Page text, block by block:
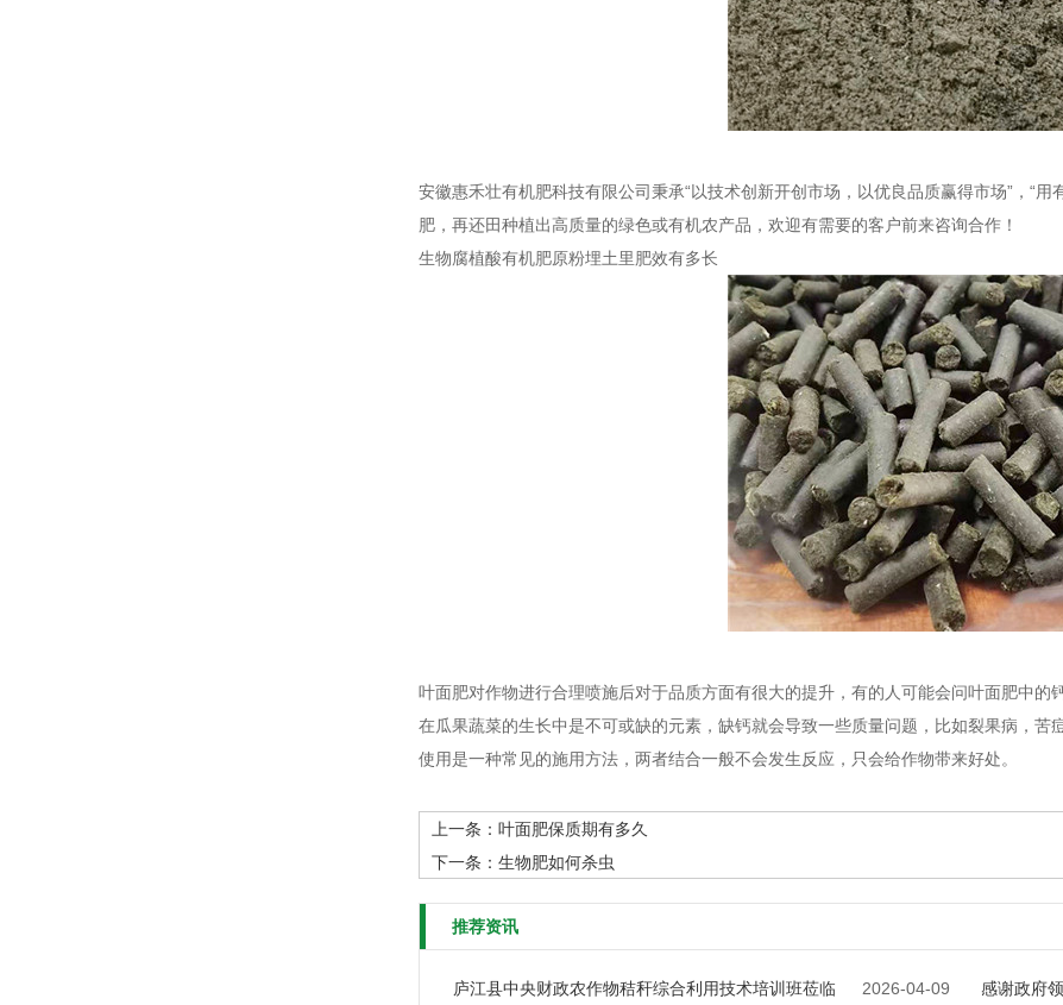
安徽惠禾壮有机肥科技有限公司秉承“以技术创新开创市场，以优良品质赢得市场”，“
肥，再还田种植出高质量的绿色或有机农产品，欢迎有需要的客户前来咨询合作！
生物腐植酸有机肥原粉埋土里肥效有多长
叶面肥对作物进行合理喷施后对于品质方面有很大的提升，有的人可能会问叶面肥中的
在瓜果蔬菜的生长中是不可或缺的元素，缺钙就会导致一些质量问题，比如裂果病，
使用是一种常见的施用方法，两者结合一般不会发生反应，只会给作物带来好处。
上一条： 叶面肥保质期有多久
下一条： 生物肥如何杀虫
推荐资讯
2026-04-09
庐江县中央财政农作物秸秆综合利用技术培训班莅临 感谢政府